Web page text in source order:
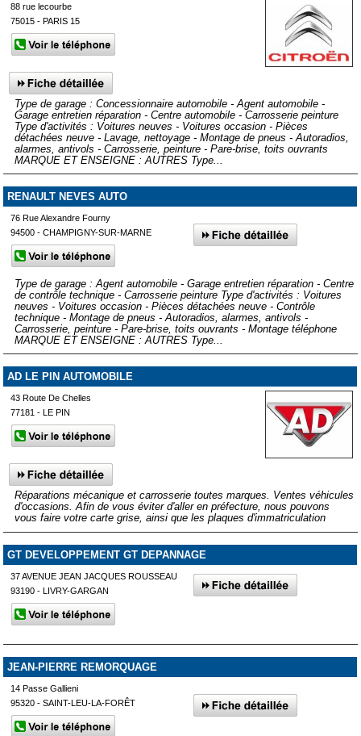
88 rue lecourbe
75015 - PARIS 15
Type de garage : Concessionnaire automobile - Agent automobile -
Garage entretien réparation - Centre automobile - Carrosserie peinture
Type d'activités : Voitures neuves - Voitures occasion - Pièces
détachées neuve - Lavage, nettoyage - Montage de pneus - Autoradios,
alarmes, antivols - Carrosserie, peinture - Pare-brise, toits ouvrants
MARQUE ET ENSEIGNE : AUTRES Type...
RENAULT NEVES AUTO
76 Rue Alexandre Fourny
94500 - CHAMPIGNY-SUR-MARNE
Type de garage : Agent automobile - Garage entretien réparation - Centre
de contrôle technique - Carrosserie peinture Type d'activités : Voitures
neuves - Voitures occasion - Pièces détachées neuve - Contrôle
technique - Montage de pneus - Autoradios, alarmes, antivols -
Carrosserie, peinture - Pare-brise, toits ouvrants - Montage téléphone
MARQUE ET ENSEIGNE : AUTRES Type...
AD LE PIN AUTOMOBILE
43 Route De Chelles
77181 - LE PIN
Réparations mécanique et carrosserie toutes marques. Ventes véhicules
d'occasions. Afin de vous éviter d'aller en préfecture, nous pouvons
vous faire votre carte grise, ainsi que les plaques d'immatriculation
GT DEVELOPPEMENT GT DEPANNAGE
37 AVENUE JEAN JACQUES ROUSSEAU
93190 - LIVRY-GARGAN
JEAN-PIERRE REMORQUAGE
14 Passe Gallieni
95320 - SAINT-LEU-LA-FORÊT